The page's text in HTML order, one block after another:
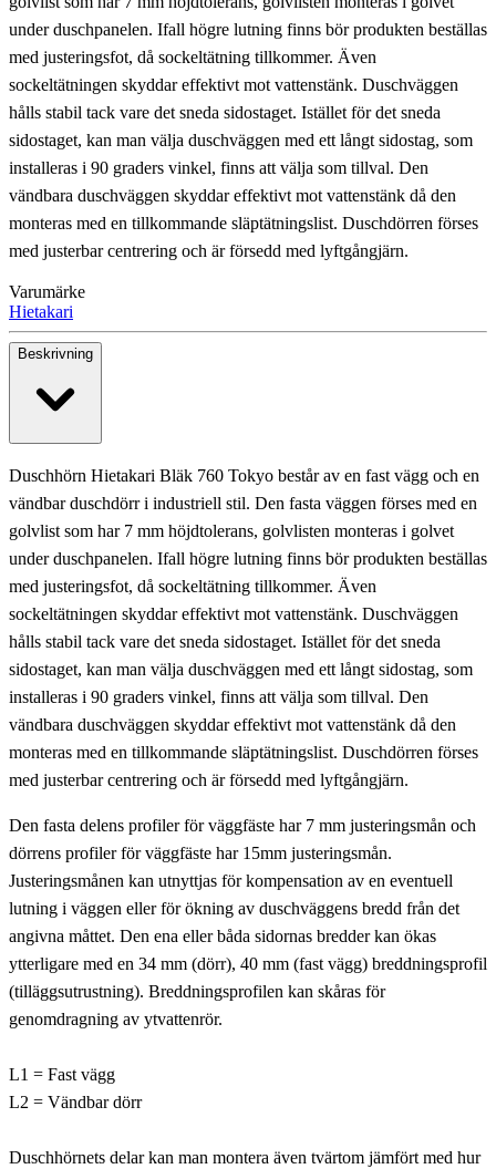
under duschpanelen. Ifall högre lutning finns bör produkten beställas
med justeringsfot, då sockeltätning tillkommer. Även
sockeltätningen skyddar effektivt mot vattenstänk. Duschväggen
hålls stabil tack vare det sneda sidostaget. Istället för det sneda
sidostaget, kan man välja duschväggen med ett långt sidostag, som
installeras i 90 graders vinkel, finns att välja som tillval. Den
vändbara duschväggen skyddar effektivt mot vattenstänk då den
monteras med en tillkommande släptätningslist. Duschdörren förses
med justerbar centrering och är försedd med lyftgångjärn.
Varumärke
Hietakari
Beskrivning
Duschhörn Hietakari Bläk 760 Tokyo består av en fast vägg och en
vändbar duschdörr i industriell stil. Den fasta väggen förses med en
golvlist som har 7 mm höjdtolerans, golvlisten monteras i golvet
under duschpanelen. Ifall högre lutning finns bör produkten beställas
med justeringsfot, då sockeltätning tillkommer. Även
sockeltätningen skyddar effektivt mot vattenstänk. Duschväggen
hålls stabil tack vare det sneda sidostaget. Istället för det sneda
sidostaget, kan man välja duschväggen med ett långt sidostag, som
installeras i 90 graders vinkel, finns att välja som tillval. Den
vändbara duschväggen skyddar effektivt mot vattenstänk då den
monteras med en tillkommande släptätningslist. Duschdörren förses
med justerbar centrering och är försedd med lyftgångjärn.
Den fasta delens profiler för väggfäste har 7 mm justeringsmån och
dörrens profiler för väggfäste har 15mm justeringsmån.
Justeringsmånen kan utnyttjas för kompensation av en eventuell
lutning i väggen eller för ökning av duschväggens bredd från det
angivna måttet. Den ena eller båda sidornas bredder kan ökas
ytterligare med en 34 mm (dörr), 40 mm (fast vägg) breddningsprofil
(tilläggsutrustning). Breddningsprofilen kan skåras för
genomdragning av ytvattenrör.
L1 = Fast vägg
L2 = Vändbar dörr
Duschhörnets delar kan man montera även tvärtom jämfört med hur